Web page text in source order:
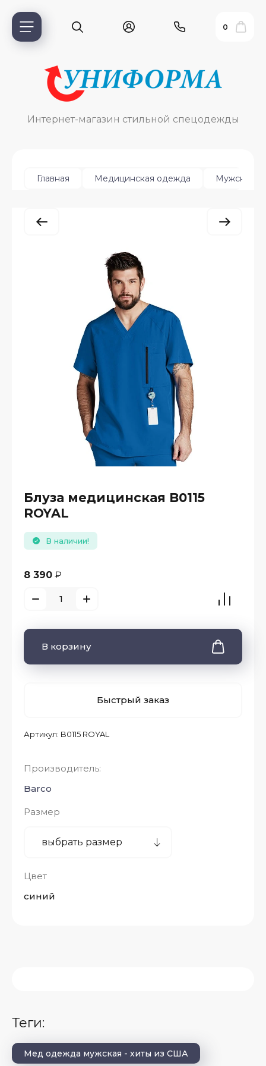
0
Интернет-магазин стильной спецодежды
Главная Медицинская одежда Мужская
Блуза медицинская B0115
ROYAL
Артикул: B0115 ROYAL
В наличии!
8 390 ₽
В корзину
Быстрый заказ
Производитель:
Barco
Размер
Цвет
синий
теги:
Мед одежда мужская - хиты из США